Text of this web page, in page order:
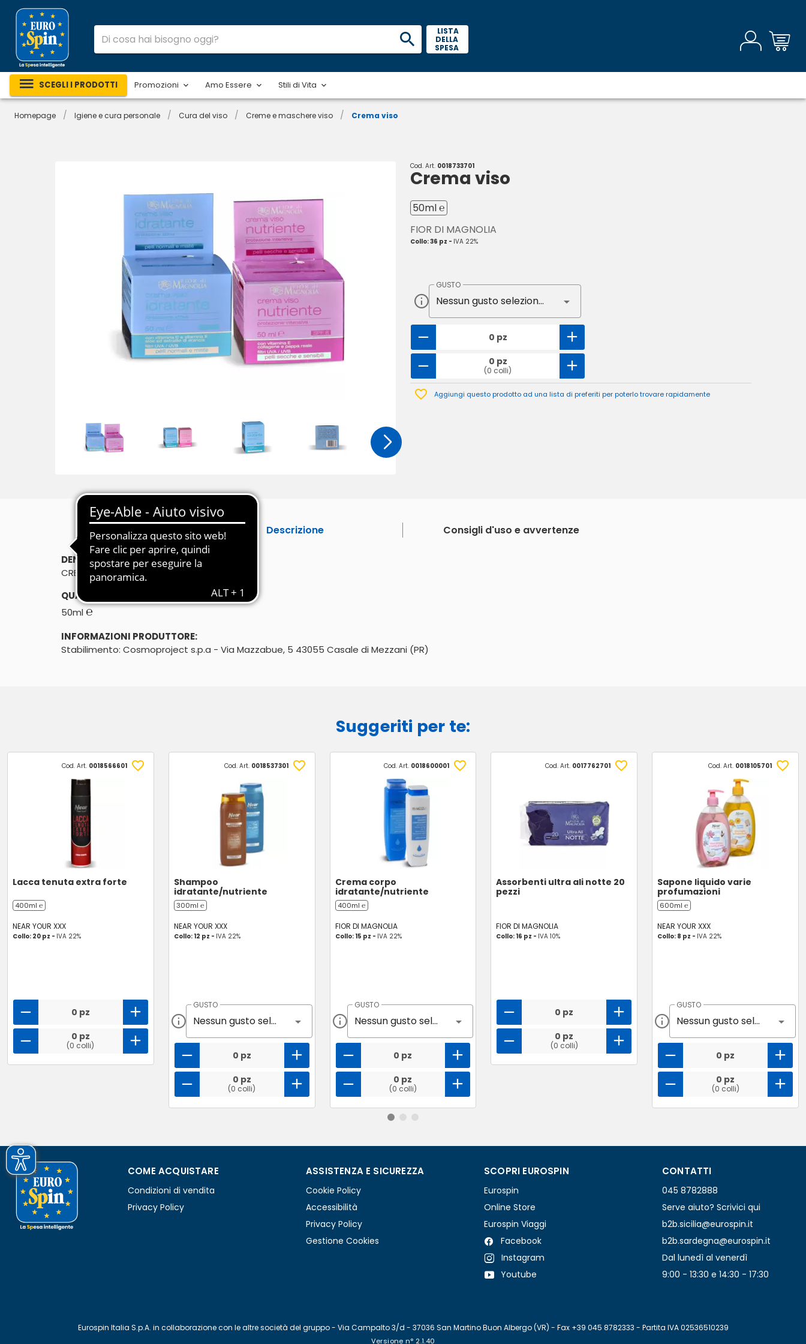
LISTA
DELLA
SPESA
SCEGLI I PRODOTTI Promozioni Amo Essere Stili di Vita
Homepage / Igiene e cura personale / Cura del viso / Creme e maschere viso / Crema viso
Cod. Art. 0018733701
Crema viso
50ml ℮
FIOR DI MAGNOLIA
Collo: 36 pz - IVA 22%
GUSTO
Nessun gusto selezionato
0 pz
0 pz
(0 colli)
Aggiungi questo prodotto ad una lista di preferiti per poterlo trovare rapidamente
Descrizione Consigli d'uso e avvertenze
DENOMINAZIONE DI VENDITA:
CREMA VISO IDRATANTE/NUTRIENTE
QUANTITÀ:
50ml ℮
INFORMAZIONI PRODUTTORE:
Stabilimento: Cosmoproject s.p.a - Via Mazzabue, 5 43055 Casale di Mezzani (PR)
Suggeriti per te:
Cod. Art. 0018566601
Lacca tenuta extra forte
400ml ℮
NEAR YOUR XXX
Collo: 20 pz - IVA 22%
0 pz
0 pz
(0 colli)
Cod. Art. 0018537301
Shampoo
idratante/nutriente
300ml ℮
NEAR YOUR XXX
Collo: 12 pz - IVA 22%
GUSTO
Nessun gusto selezionato
0 pz
0 pz
(0 colli)
Cod. Art. 0018600001
Crema corpo
idratante/nutriente
400ml ℮
FIOR DI MAGNOLIA
Collo: 15 pz - IVA 22%
GUSTO
Nessun gusto selezionato
0 pz
0 pz
(0 colli)
Cod. Art. 0017762701
Assorbenti ultra ali notte 20
pezzi
FIOR DI MAGNOLIA
Collo: 16 pz - IVA 10%
0 pz
0 pz
(0 colli)
Cod. Art. 0018105701
Sapone liquido varie
profumazioni
600ml ℮
NEAR YOUR XXX
Collo: 8 pz - IVA 22%
GUSTO
Nessun gusto selezionato
0 pz
0 pz
(0 colli)
COME ACQUISTARE
Condizioni di vendita
Privacy Policy
ASSISTENZA E SICUREZZA
Cookie Policy
Accessibilità
Privacy Policy
Gestione Cookies
SCOPRI EUROSPIN
Eurospin
Online Store
Eurospin Viaggi
Facebook
Instagram
Youtube
CONTATTI
045 8782888
Serve aiuto? Scrivici qui
b2b.sicilia@eurospin.it
b2b.sardegna@eurospin.it
Dal lunedì al venerdì
9:00 - 13:30 e 14:30 - 17:30
Eurospin Italia S.p.A. in collaborazione con le altre società del gruppo - Via Campalto 3/d - 37036 San Martino Buon Albergo (VR) - Fax +39 045 8782333 - Partita IVA 02536510239
Versione n° 2.1.40